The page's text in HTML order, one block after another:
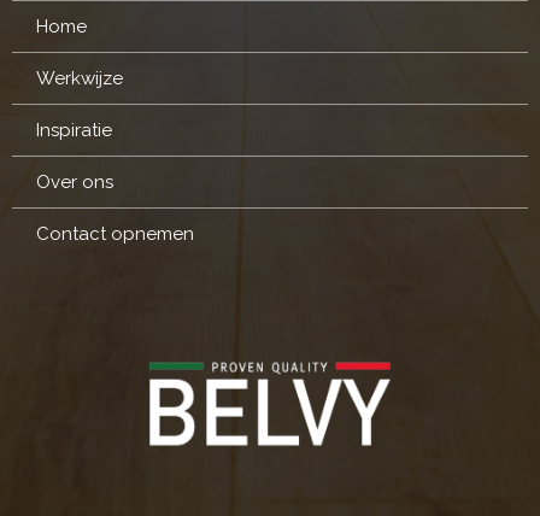
Home
Werkwijze
Inspiratie
Over ons
Contact opnemen